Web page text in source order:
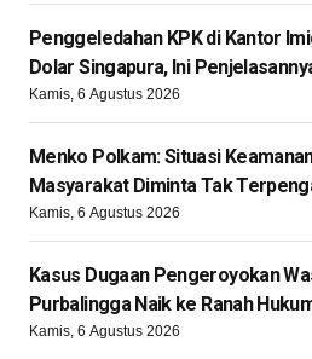
Penggeledahan KPK di Kantor
Dolar Singapura, Ini
Kamis, 6 Agustus 2026
Menko Polkam: Situasi
Masyarakat Diminta Tak
Kamis, 6 Agustus 2026
Kasus Dugaan Pengeroyokan
Purbalingga Naik ke Ranah
Kamis, 6 Agustus 2026